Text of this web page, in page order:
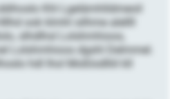
Khl Lgelämhlldmeoil
ook klmhl silhme alellll
slhdlhsl Lolshmhioos,
Lolshmhioos dgshl Delmmel.
hdl lhol Moßlodlliil kll